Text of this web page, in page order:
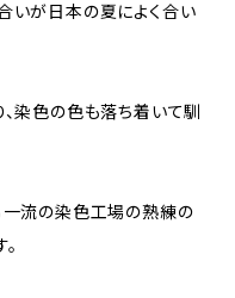
いが日本の夏によく合い
染色の色も落ち着いて馴
一流の染色工場の熟練の